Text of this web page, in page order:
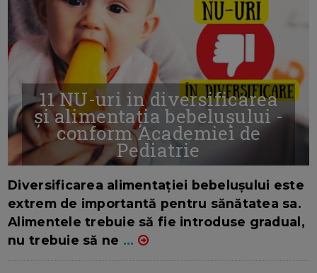
11 NU-uri in diversificarea
și alimentația bebelușului -
conform Academiei de
Pediatrie
Diversificarea alimentației bebelușului este
extrem de importantă pentru sănătatea sa.
Alimentele trebuie să fie introduse gradual,
nu trebuie să ne ...